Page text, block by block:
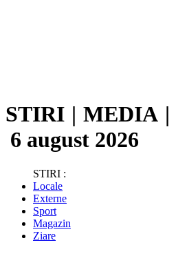
STIRI | MEDIA |
6 august 2026
STIRI :
Locale
Externe
Sport
Magazin
Ziare